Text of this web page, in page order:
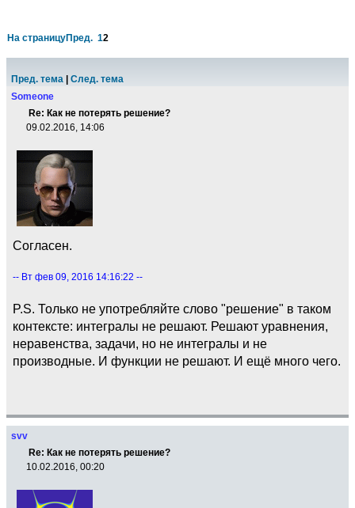
На страницуПред. 12
Пред. тема
След. тема
Someone
Re: Как не потерять решение?
09.02.2016, 14:06
Согласен.
-- Вт фев 09, 2016 14:16:22 --
P.S. Только не употребляйте слово "решение" в таком
контексте: интегралы не решают. Решают уравнения,
неравенства, задачи, но не интегралы и не
производные. И функции не решают. И ещё много чего.
svv
Re: Как не потерять решение?
10.02.2016, 00:20